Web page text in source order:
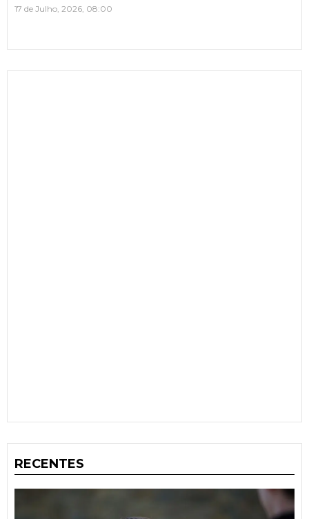
17 de Julho, 2026, 08:00
RECENTES